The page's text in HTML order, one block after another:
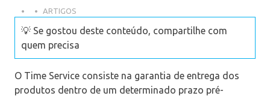
ARTIGOS
💡 Se gostou deste conteúdo, compartilhe com
quem precisa
O Time Service consiste na garantia de entrega dos
produtos dentro de um determinado prazo pré-